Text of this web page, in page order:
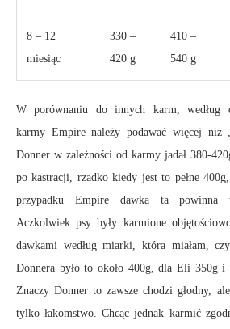
8 – 12
miesiąc
330 –
420 g
410 –
540 g
W porównaniu do innych karm, według
karmy Empire należy podawać więcej niż
Donner w zależności od karmy jadał 380-
po kastracji, rzadko kiedy jest to pełne
przypadku Empire dawka ta powinna
Aczkolwiek psy były karmione
dawkami według miarki, która miałam,
Donnera było to około 400g, dla Eli 350g i
Znaczy Donner to zawsze chodzi głodny,
tylko łakomstwo. Chcąc jednak karmić